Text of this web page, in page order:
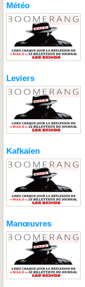
Météo
Leviers
Kafkaïen
Manœuvres